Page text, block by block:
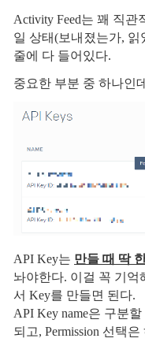
Activity Feed는 꽤 직관
일 상태(보내졌는가,
줄에 다 들어있다.
중요한 부분 중 하나인
API Key는 만들 때 딱
놔야한다. 이걸 꼭 기억
서 Key를 만들면 된다.
API Key name은 구분
되고, Permission 선택